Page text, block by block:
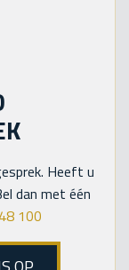
Heeft u
dan met één
100